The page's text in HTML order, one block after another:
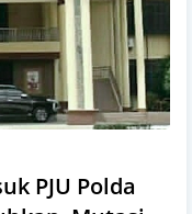
PJU Polda